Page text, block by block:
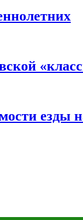
езды